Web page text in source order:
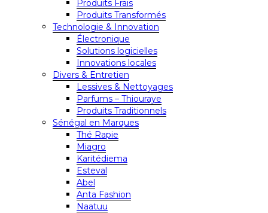
Produits Frais
Produits Transformés
Technologie & Innovation
Électronique
Solutions logicielles
Innovations locales
Divers & Entretien
Lessives & Nettoyages
Parfums – Thiouraye
Produits Traditionnels
Sénégal en Marques
Thé Rapie
Miagro
Karitédiema
Esteval
Abel
Anta Fashion
Naatuu